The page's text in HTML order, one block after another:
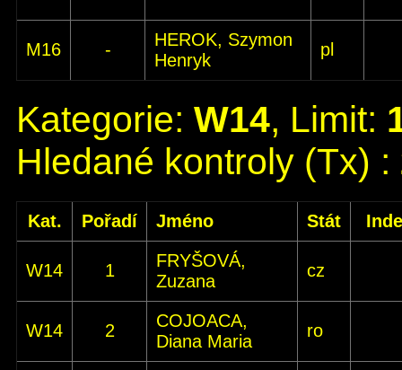
M16 -
HEROK, Szymon
Henryk
pl
Kategorie: W14, Limit:
Hledané kontroly (Tx) :
Kat. Pořadí Jméno Stát
W14 1
FRYŠOVÁ,
Zuzana
cz
W14 2
COJOACA,
Diana Maria
ro